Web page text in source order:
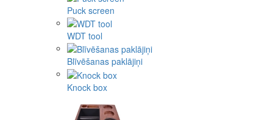
Puck screen
WDT tool
Blīvēšanas paklājiņi
Knock box